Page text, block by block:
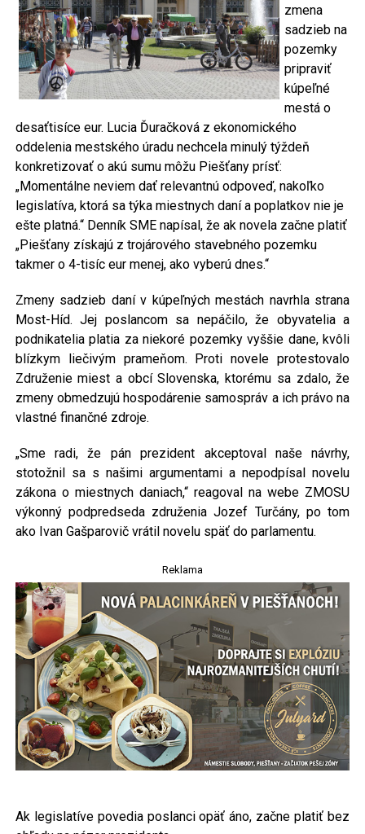
zmena
sadzieb na
pozemky
pripraviť
kúpeľné
mestá o
desaťtisíce eur. Lucia Ďuračková z ekonomického
oddelenia mestského úradu nechcela minulý týždeň
konkretizovať o akú sumu môžu Piešťany prísť:
„Momentálne neviem dať relevantnú odpoveď, nakoľko
legislatíva, ktorá sa týka miestnych daní a poplatkov nie je
ešte platná.“ Denník SME napísal, že ak novela začne platiť
„Piešťany získajú z trojárového stavebného pozemku
takmer o 4-tisíc eur menej, ako vyberú dnes.“
Zmeny sadzieb daní v kúpeľných mestách navrhla strana
Most-Híd. Jej poslancom sa nepáčilo, že obyvatelia a
podnikatelia platia za niekoré pozemky vyššie dane, kvôli
blízkym liečivým prameňom. Proti novele protestovalo
Združenie miest a obcí Slovenska, ktorému sa zdalo, že
zmeny obmedzujú hospodárenie samospráv a ich právo na
vlastné finančné zdroje.
„Sme radi, že pán prezident akceptoval naše návrhy,
stotožnil sa s našimi argumentami a nepodpísal novelu
zákona o miestnych daniach,“ reagoval na webe ZMOSU
výkonný podpredseda združenia Jozef Turčány, po tom
ako Ivan Gašparovič vrátil novelu späť do parlamentu.
Reklama
Ak legislatíve povedia poslanci opäť áno, začne platiť bez